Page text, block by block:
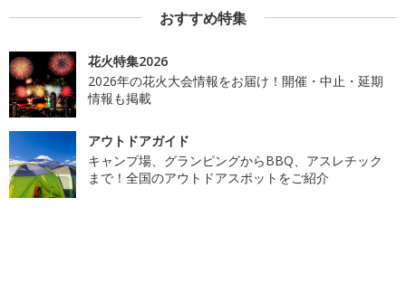
おすすめ特集
花火特集2026
2026年の花火大会情報をお届け！開催・中止・延期
情報も掲載
アウトドアガイド
キャンプ場、グランピングからBBQ、アスレチック
まで！全国のアウトドアスポットをご紹介